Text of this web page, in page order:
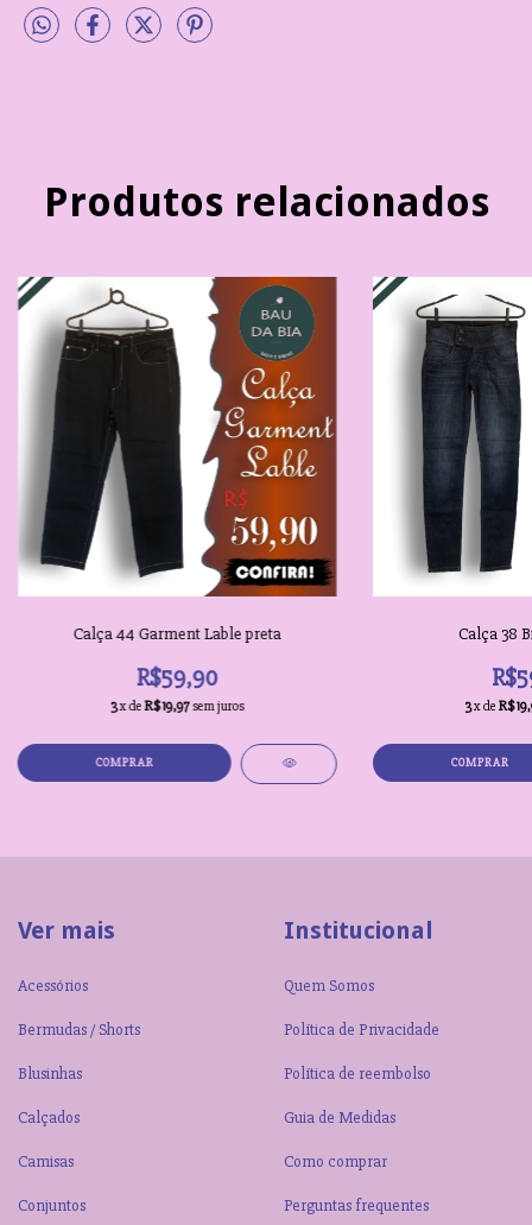
Produtos relacionados
Calça 44 Garment Lable preta
R$59,90
3x deR$19,97sem juros
Calça 38
3x de
Ver mais
Acessórios
Bermudas / Shorts
Blusinhas
Calçados
Camisas
Conjuntos
Institucional
Quem Somos
Política de Privacidade
Política de reembolso
Guia de Medidas
Como comprar
Perguntas frequentes